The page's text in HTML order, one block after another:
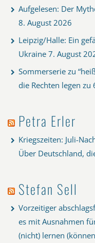
Aufgelesen: Der
8. August 2026
Leipzig/Halle: Ein
Ukraine 7. August
Sommerserie zu
die Rechten legen zu
Petra Erler
Kriegszeiten: Juli-
Über Deutschland,
Stefan Sell
Vorzeitiger
es mit Ausnahmen
(nicht) lernen